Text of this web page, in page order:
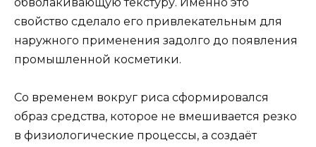
свойство сделало его привлекательным для
наружного применения задолго до появления
промышленной косметики.
Со временем вокруг риса сформировался
образ средства, которое не вмешивается резко
в физиологические процессы, а создаёт